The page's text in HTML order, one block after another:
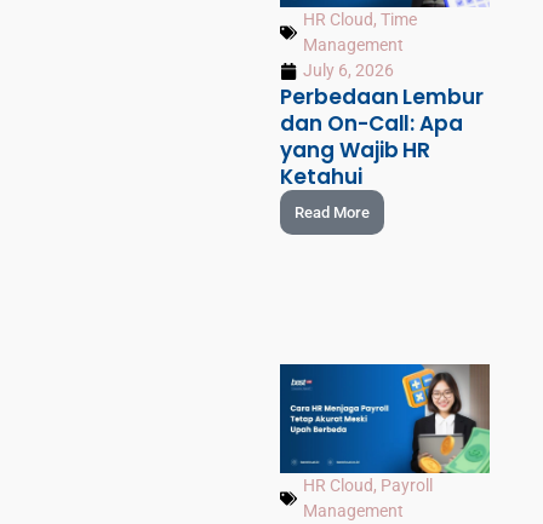
HR Cloud,Time
Management
July 6, 2026
Perbedaan Lembur
dan On-Call: Apa
yang Wajib HR
Ketahui
Read More
HR Cloud, Payroll
Management